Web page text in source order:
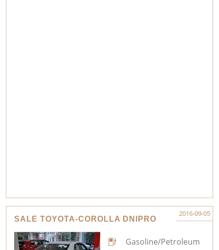
SALE TOYOTA-COROLLA DNIPRO
2016-09-05
Gasoline/Petroleum